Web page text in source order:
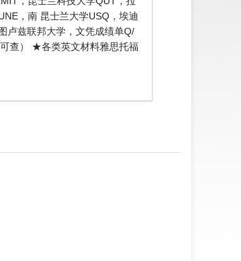
，南 昆士兰大学USQ，埃迪
卢兹联邦大学，文凭成绩单Q/
查） ★各类英文材料雅思托福